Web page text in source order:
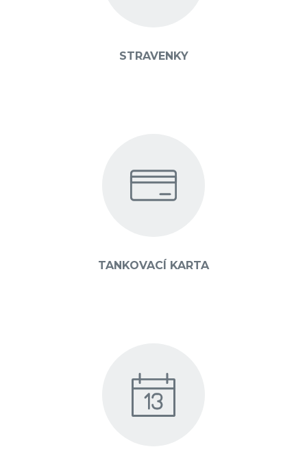
STRAVENKY
TANKOVACÍ KARTA